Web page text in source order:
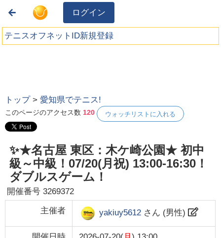
ログイン
テニスオフネットID新規登録
トップ >愛知県でテニス!
このページのアクセス数 120 ウォッチリストに入れる
✨★名古屋 東区：木ケ崎公園★ 初中
級～中級！07/20(月祝) 13:00-16:30！
ダブルスゲーム！
開催番号3269372
主催者 yakiuy5612さん (男性)